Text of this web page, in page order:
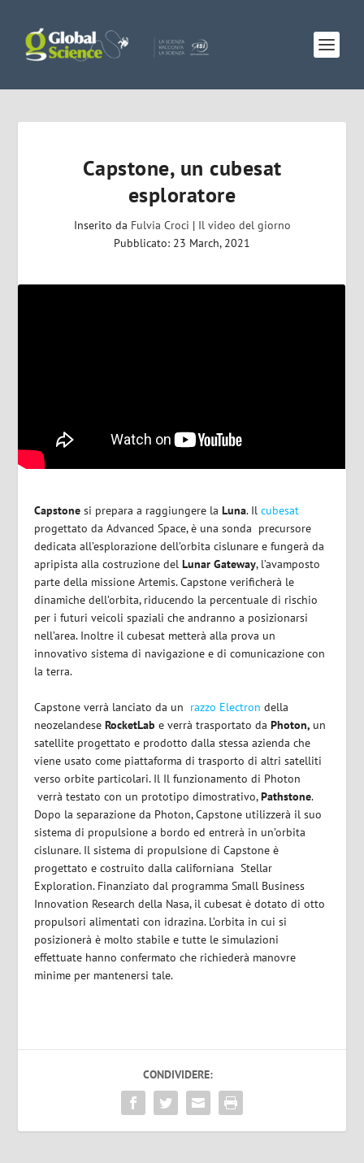
Capstone, un cubesat
esploratore
Inserito da Fulvia Croci | Il video del giorno
Pubblicato: 23 March, 2021
Capstone si prepara a raggiungere la Luna. Ilcubesat
progettato da Advanced Space, è una sonda precursore
dedicata all’esplorazione dell’orbita cislunare e fungerà da
apripista alla costruzione del Lunar Gateway, l’avamposto
parte della missione Artemis. Capstone verificherà le
dinamiche dell’orbita, riducendo la percentuale di rischio
per i futuri veicoli spaziali che andranno a posizionarsi
nell’area. Inoltre il cubesat metterà alla prova un
innovativo sistema di navigazione e di comunicazione con
la terra.
Capstone verrà lanciato da un razzo Electron della
neozelandeseRocketLabe verrà trasportato da Photon, un
satellite progettato e prodotto dalla stessa azienda che
viene usato come piattaforma di trasporto di altri satelliti
verso orbite particolari. Il Il funzionamento di Photon
verrà testato con un prototipo dimostrativo,Pathstone.
Dopo la separazione da Photon, Capstone utilizzerà il suo
sistema di propulsione a bordo ed entrerà in un’orbita
cislunare. Il sistema di propulsione di Capstone è
progettato e costruito dalla californiana Stellar
Exploration. Finanziato dal programma Small Business
Innovation Research della Nasa, il cubesat è dotato di otto
propulsori alimentati con idrazina. L’orbita in cui si
posizionerà è molto stabile e tutte le simulazioni
effettuate hanno confermato che richiederà manovre
minime per mantenersi tale.
CONDIVIDERE: